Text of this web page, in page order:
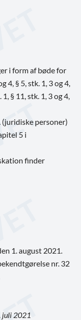
i form af bøde for
4, § 5, stk. 1, 3 og 4,
§ 11, stk. 1, 3 og 4,
(juridiske personer)
5 i
finder
1. august 2021.
nr. 32
juli 2021